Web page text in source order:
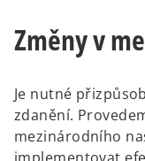
Změny v
Je nutné
zdanění.
mezinárodního